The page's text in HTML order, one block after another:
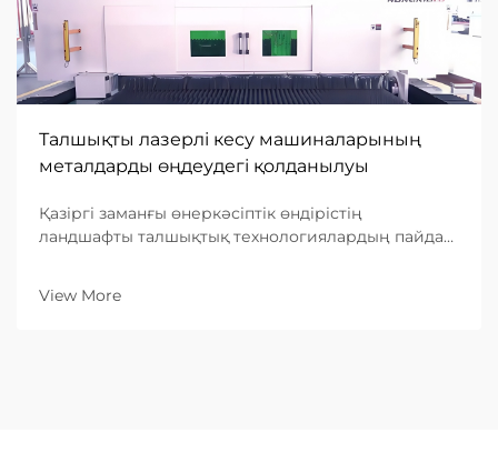
Талшықты лазерлі кесу машиналарының
металдарды өңдеудегі қолданылуы
Қазіргі заманғы өнеркәсіптік өндірістің
ландшафты талшықтық технологиялардың пайда
тиімділіктің, дәлдіктің және универсалдылықтың
View More